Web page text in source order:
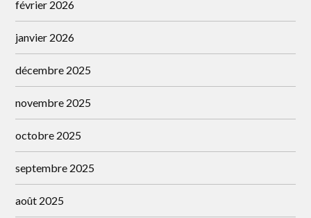
février 2026
janvier 2026
décembre 2025
novembre 2025
octobre 2025
septembre 2025
août 2025